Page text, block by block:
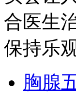
合医生
保持乐
胸腺